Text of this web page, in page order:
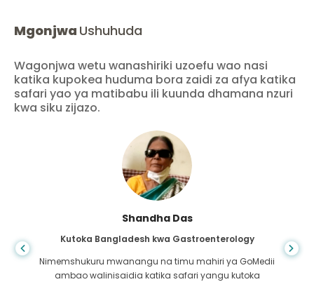
Mgonjwa Ushuhuda
Wagonjwa wetu wanashiriki uzoefu wao nasi
katika kupokea huduma bora zaidi za afya katika
safari yao ya matibabu ili kuunda dhamana nzuri
kwa siku zijazo.
Shandha Das
Kutoka Bangladesh kwa Gastroenterology
Nimemshukuru mwanangu na timu mahiri ya GoMedii
ambao walinisaidia katika safari yangu kutoka